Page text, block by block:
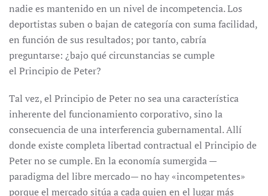
nadie es mantenido en un nivel de incompetencia. Los
deportistas suben o bajan de categoría con suma facilidad,
en función de sus resultados; por tanto, cabría
preguntarse: ¿bajo qué circunstancias se cumple
el Principio de Peter?
Tal vez, el Principio de Peter no sea una característica
inherente del funcionamiento corporativo, sino la
consecuencia de una interferencia gubernamental. Allí
donde existe completa libertad contractual el Principio de
Peter no se cumple. En la economía sumergida —
paradigma del libre mercado— no hay «incompetentes»
porque el mercado sitúa a cada quien en el lugar más